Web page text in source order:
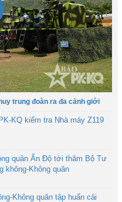
trung đoàn ra đa cảnh giới
KQ kiểm tra Nhà máy Z119
quân Ấn Độ tới thăm Bộ Tư
không-Không quân
Không quân tập huấn cải